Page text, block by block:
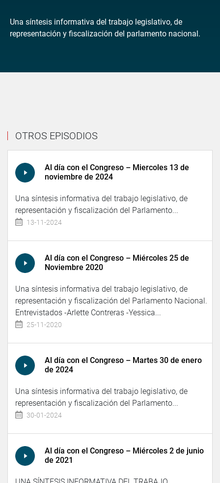
Una síntesis informativa del trabajo legislativo, de
representación y fiscalización del parlamento nacional.
OTROS EPISODIOS
Al día con el Congreso – Miercoles 13 de
noviembre de 2024
Una síntesis informativa del trabajo legislativo, de
representación y fiscalización del Parlamento...
13-11-2024
Al día con el Congreso – Miércoles 25 de
Noviembre 2020
Una síntesis informativa del trabajo legislativo, de
representación y fiscalización del Parlamento Nacional.
Entrevistados -Arlette Contreras -Yessica...
25-11-2020
Al día con el Congreso – Martes 30 de enero
de 2024
Una síntesis informativa del trabajo legislativo, de
representación y fiscalización del Parlamento...
30-01-2024
Al día con el Congreso – Miércoles 2 de junio
de 2021